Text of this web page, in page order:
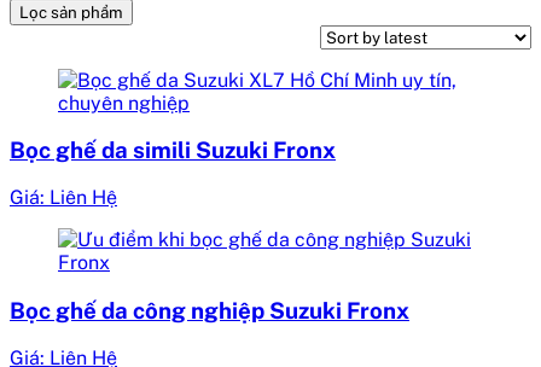
Lọc sản phẩm
Bọc ghế da simili Suzuki Fronx
Giá: Liên Hệ
Bọc ghế da công nghiệp Suzuki Fronx
Giá: Liên Hệ